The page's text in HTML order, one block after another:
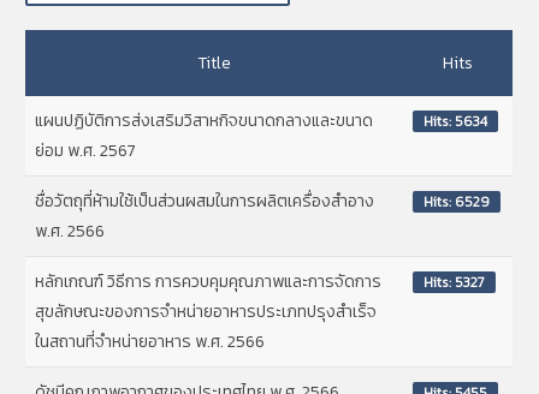
Title Hits
แผนปฏิบัติการส่งเสริมวิสาหกิจขนาดกลางและขนาด
ย่อม พ.ศ. 2567
Hits: 5634
ชื่อวัตถุที่ห้ามใช้เป็นส่วนผสมในการผลิตเครื่องสำอาง
พ.ศ. 2566
Hits: 6529
หลักเกณฑ์ วิธีการ การควบคุมคุณภาพและการจัดการ
สุขลักษณะของการจำหน่ายอาหารประเภทปรุงสำเร็จ
ในสถานที่จำหน่ายอาหาร พ.ศ. 2566
Hits: 5327